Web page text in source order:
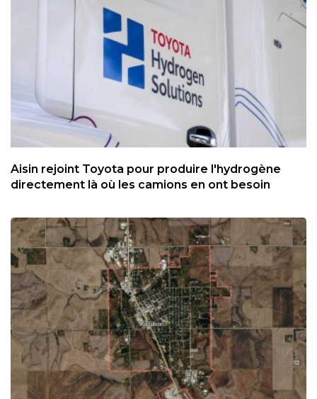
Aisin rejoint Toyota pour produire l'hydrogène
directement là où les camions en ont besoin